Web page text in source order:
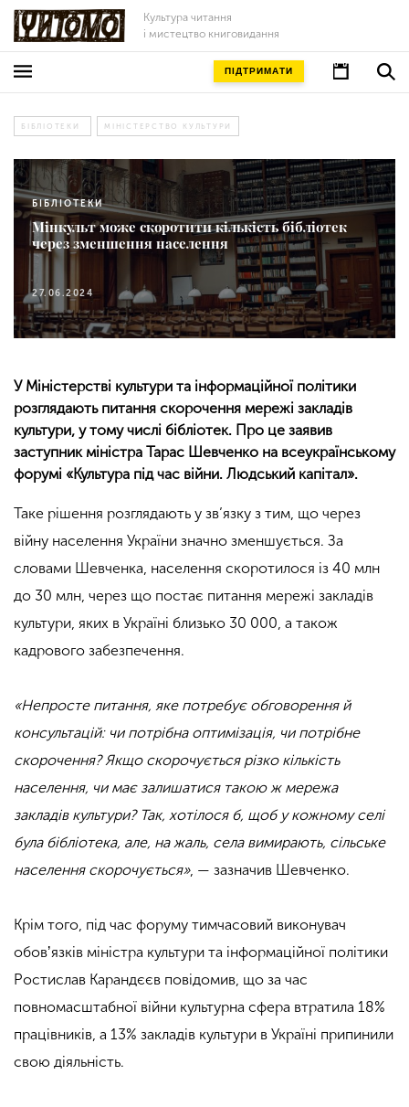
Культура читання
і мистецтво книговидання
ПІДТРИМАТИ
БІБЛІОТЕКИ МІНІСТЕРСТВО КУЛЬТУРИ
БІБЛІОТЕКИ
Мінкульт може скоротити кількість бібліотек
через зменшення населення
27.06.2024
У Міністерстві культури та інформаційної політики
розглядають питання скорочення мережі закладів
культури, у тому числі бібліотек. Про це заявив
заступник міністра Тарас Шевченко на всеукраїнському
форумі «Культура під час війни. Людський капітал».
Таке рішення розглядають у зв’язку з тим, що через
війну населення України значно зменшується. За
словами Шевченка, населення скоротилося із 40 млн
до 30 млн, через що постає питання мережі закладів
культури, яких в Україні близько 30 000, а також
кадрового забезпечення.
«Непросте питання, яке потребує обговорення й
консультацій: чи потрібна оптимізація, чи потрібне
скорочення? Якщо скорочується різко кількість
населення, чи має залишатися такою ж мережа
закладів культури? Так, хотілося б, щоб у кожному селі
була бібліотека, але, на жаль, села вимирають, сільське
населення скорочується», — зазначив Шевченко.
Крім того, під час форуму тимчасовий виконувач
обовʼязків міністра культури та інформаційної політики
Ростислав Карандєєв повідомив, що за час
повномасштабної війни культурна сфера втратила 18%
працівників, а 13% закладів культури в Україні припинили
свою діяльність.